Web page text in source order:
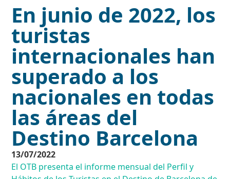
En junio de 2022, los
turistas
internacionales han
superado a los
nacionales en todas
las áreas del
Destino Barcelona
13/07/2022
El OTB presenta el informe mensual del Perfil y